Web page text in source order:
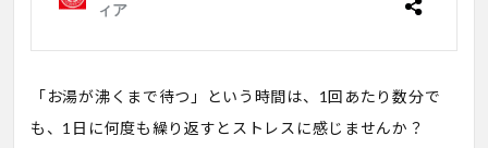
「お湯が沸くまで待つ」という時間は、1回あたり数分で
も、1日に何度も繰り返すとストレスに感じませんか？